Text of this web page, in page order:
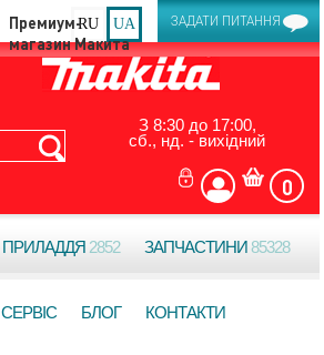
ЗАДАТИ ПИТАННЯ
RU UA
З 8:30 до 17:00,
сб., нд. - вихідний
0
ПРИЛАДДЯ 2852 ЗАПЧАСТИНИ85328
СЕРВІС БЛОГ КОНТАКТИ